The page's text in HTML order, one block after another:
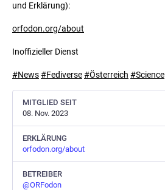
und Erklärung):
orfodon.org/about
Inoffizieller Dienst
#News#Fediverse#Österreich #Science
MITGLIED SEIT
08. Nov. 2023
ERKLÄRUNG
orfodon.org/about
BETREIBER
@ORFodon